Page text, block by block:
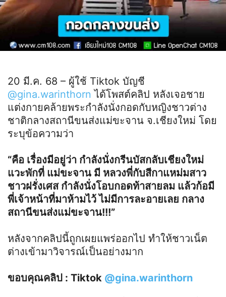
20 มี.ค. 68 – ผู้ใช้ Tiktok บัญชี
@gina.warinthorn ได้โพสต์คลิป หลังเจอชาย
แต่งกายคล้ายพระกำลังนั่งกอดกับหญิงชาวต่าง
ชาติกลางสถานีขนส่งแม่ขะจาน จ.เชียงใหม่ โดย
ระบุข้อความว่า
“คือ เรื่องมีอยู่ว่า กำลังนั่งกรีนบัสกลับเชียงใหม่
แวะพักที่ แม่ขะจาน มี หลวงพี่กับสีกาแหม่มสาว
ชาวฝรั่งเศส กำลังนั่งโอบกอดท้าสายลม แล้วก้อมี
พี่เจ้าหน้าที่มาห้ามไว้ ไม่มีการละอายเลย กลาง
สถานีขนส่งแม่ขะจาน!!!”
หลังจากคลิปนี้ถูกเผยแพร่ออกไป ทำให้ชาวเน็ต
ต่างเข้ามาวิจารณ์เป็นอย่างมาก
ขอบคุณคลิป : Tiktok @gina.warinthorn